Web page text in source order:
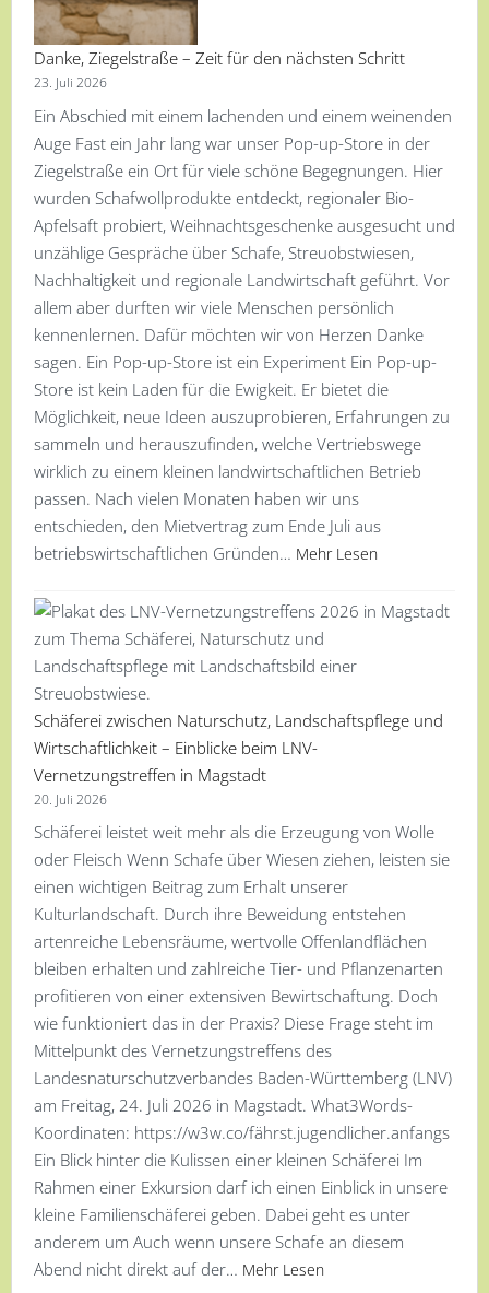
Danke, Ziegelstraße – Zeit für den nächsten Schritt
23. Juli 2026
Ein Abschied mit einem lachenden und einem weinenden
Auge Fast ein Jahr lang war unser Pop-up-Store in der
Ziegelstraße ein Ort für viele schöne Begegnungen. Hier
wurden Schafwollprodukte entdeckt, regionaler Bio-
Apfelsaft probiert, Weihnachtsgeschenke ausgesucht und
unzählige Gespräche über Schafe, Streuobstwiesen,
Nachhaltigkeit und regionale Landwirtschaft geführt. Vor
allem aber durften wir viele Menschen persönlich
kennenlernen. Dafür möchten wir von Herzen Danke
sagen. Ein Pop-up-Store ist ein Experiment Ein Pop-up-
Store ist kein Laden für die Ewigkeit. Er bietet die
Möglichkeit, neue Ideen auszuprobieren, Erfahrungen zu
sammeln und herauszufinden, welche Vertriebswege
wirklich zu einem kleinen landwirtschaftlichen Betrieb
passen. Nach vielen Monaten haben wir uns
entschieden, den Mietvertrag zum Ende Juli aus
betriebswirtschaftlichen Gründen… Mehr Lesen
Schäferei zwischen Naturschutz, Landschaftspflege und
Wirtschaftlichkeit – Einblicke beim LNV-
Vernetzungstreffen in Magstadt
20. Juli 2026
Schäferei leistet weit mehr als die Erzeugung von Wolle
oder Fleisch Wenn Schafe über Wiesen ziehen, leisten sie
einen wichtigen Beitrag zum Erhalt unserer
Kulturlandschaft. Durch ihre Beweidung entstehen
artenreiche Lebensräume, wertvolle Offenlandflächen
bleiben erhalten und zahlreiche Tier- und Pflanzenarten
profitieren von einer extensiven Bewirtschaftung. Doch
wie funktioniert das in der Praxis? Diese Frage steht im
Mittelpunkt des Vernetzungstreffens des
Landesnaturschutzverbandes Baden-Württemberg (LNV)
am Freitag, 24. Juli 2026 in Magstadt. What3Words-
Koordinaten: https://w3w.co/fährst.jugendlicher.anfangs
Ein Blick hinter die Kulissen einer kleinen Schäferei Im
Rahmen einer Exkursion darf ich einen Einblick in unsere
kleine Familienschäferei geben. Dabei geht es unter
anderem um Auch wenn unsere Schafe an diesem
Abend nicht direkt auf der… Mehr Lesen